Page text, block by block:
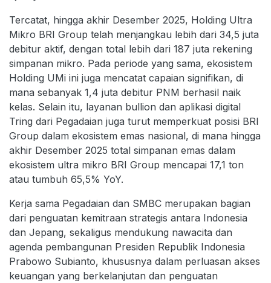
Tercatat, hingga akhir Desember 2025, Holding Ultra
Mikro BRI Group telah menjangkau lebih dari 34,5 juta
debitur aktif, dengan total lebih dari 187 juta rekening
simpanan mikro. Pada periode yang sama, ekosistem
Holding UMi ini juga mencatat capaian signifikan, di
mana sebanyak 1,4 juta debitur PNM berhasil naik
kelas. Selain itu, layanan bullion dan aplikasi digital
Tring dari Pegadaian juga turut memperkuat posisi BRI
Group dalam ekosistem emas nasional, di mana hingga
akhir Desember 2025 total simpanan emas dalam
ekosistem ultra mikro BRI Group mencapai 17,1 ton
atau tumbuh 65,5% YoY.
Kerja sama Pegadaian dan SMBC merupakan bagian
dari penguatan kemitraan strategis antara Indonesia
dan Jepang, sekaligus mendukung nawacita dan
agenda pembangunan Presiden Republik Indonesia
Prabowo Subianto, khususnya dalam perluasan akses
keuangan yang berkelanjutan dan penguatan